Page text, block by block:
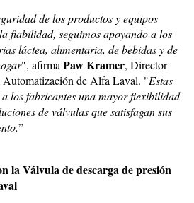
de los productos y equipos
fiabilidad, seguimos apoyando a los
láctea, alimentaria, de bebidas y de
", afirmaPaw Kramer, Director
Automatización de Alfa Laval. "Estas
los fabricantes una mayor flexibilidad
de válvulas que satisfagan sus
”
la Válvula de descarga de presión